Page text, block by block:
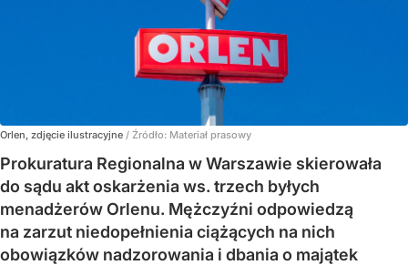
Orlen, zdjęcie ilustracyjne / Źródło: Materiał prasowy
Prokuratura Regionalna w Warszawie skierowała
do sądu akt oskarżenia ws. trzech byłych
menadżerów Orlenu. Mężczyźni odpowiedzą
na zarzut niedopełnienia ciążących na nich
obowiązków nadzorowania i dbania o majątek